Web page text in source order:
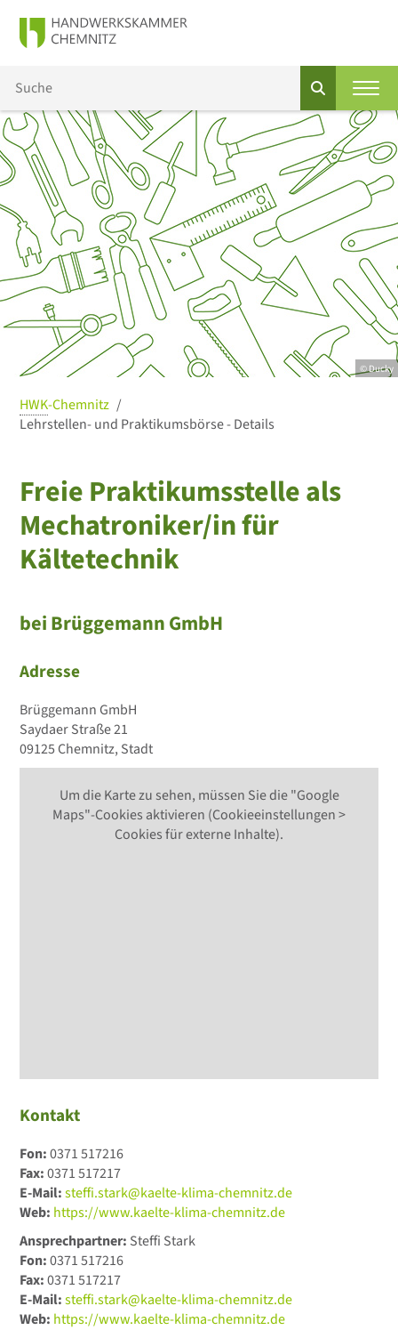
© Ducky
HWK-Chemnitz
Lehrstellen- und Praktikumsbörse - Details
Freie Praktikumsstelle als
Mechatroniker/in für
Kältetechnik
bei Brüggemann GmbH
Adresse
Brüggemann GmbH
Saydaer Straße 21
09125 Chemnitz, Stadt
Um die Karte zu sehen, müssen Sie die "Google
Maps"-Cookies aktivieren (Cookieeinstellungen >
Cookies für externe Inhalte).
Kontakt
Fon:0371 517216
Fax:0371 517217
E-Mail:steffi.stark@kaelte-klima-chemnitz.de
Web: https://www.kaelte-klima-chemnitz.de
Ansprechpartner: Steffi Stark
Fon:0371 517216
Fax:0371 517217
E-Mail:steffi.stark@kaelte-klima-chemnitz.de
Web: https://www.kaelte-klima-chemnitz.de